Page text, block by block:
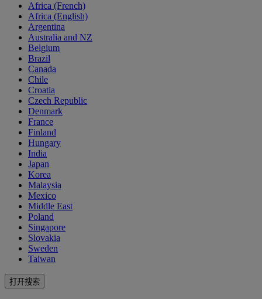
Africa (French)
Africa (English)
Argentina
Australia and NZ
Belgium
Brazil
Canada
Chile
Croatia
Czech Republic
Denmark
France
Finland
Hungary
India
Japan
Korea
Malaysia
Mexico
Middle East
Poland
Singapore
Slovakia
Sweden
Taiwan
打开搜索